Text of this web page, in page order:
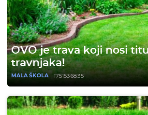
OVO je trava koji nosi
travnjaka!
MALA ŠKOLA 1751536835